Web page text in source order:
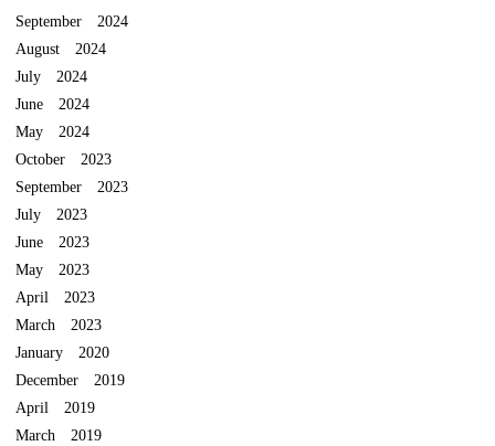
September 2024
August 2024
July 2024
June 2024
May 2024
October 2023
September 2023
July 2023
June 2023
May 2023
April 2023
March 2023
January 2020
December 2019
April 2019
March 2019